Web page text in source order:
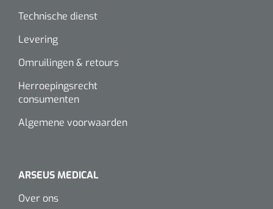
Technische dienst
Levering
Omruilingen & retours
Herroepingsrecht
consumenten
Algemene voorwaarden
ARSEUS MEDICAL
Over ons